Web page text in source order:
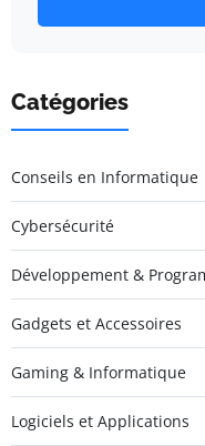
Catégories
Conseils en Informatique
Cybersécurité
Développement &
Gadgets et Accessoires
Gaming & Informatique
Logiciels et Applications